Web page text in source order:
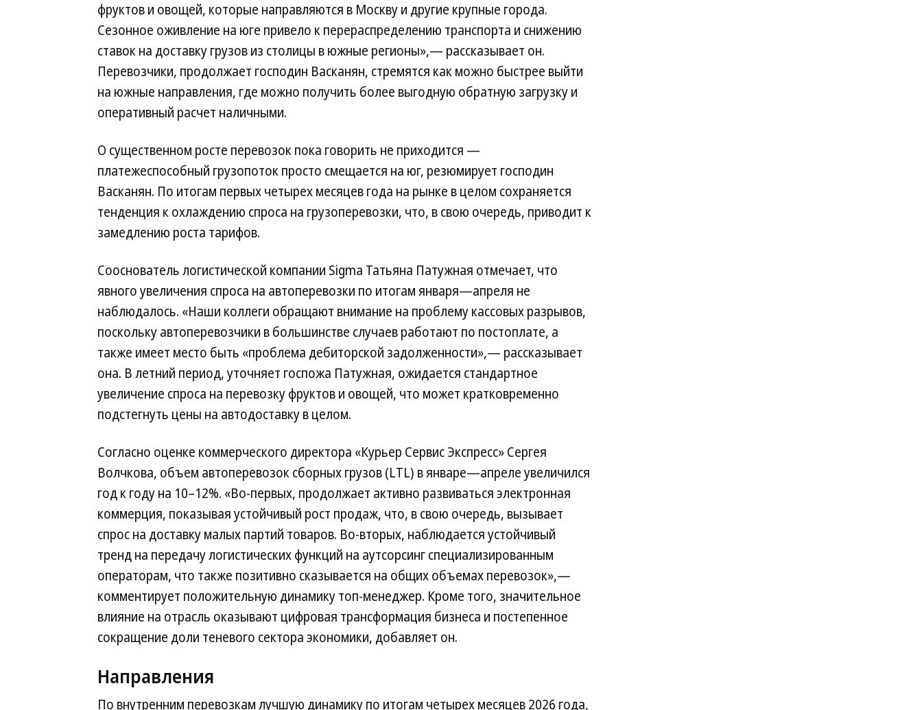
фруктов и овощей, которые направляются в Москву и другие крупные города.
Сезонное оживление на юге привело к перераспределению транспорта и снижению
ставок на доставку грузов из столицы в южные регионы»,— рассказывает он.
Перевозчики, продолжает господин Васканян, стремятся как можно быстрее выйти
на южные направления, где можно получить более выгодную обратную загрузку и
оперативный расчет наличными.
О существенном росте перевозок пока говорить не приходится —
платежеспособный грузопоток просто смещается на юг, резюмирует господин
Васканян. По итогам первых четырех месяцев года на рынке в целом сохраняется
тенденция к охлаждению спроса на грузоперевозки, что, в свою очередь, приводит к
замедлению роста тарифов.
Сооснователь логистической компании Sigma Татьяна Патужная отмечает, что
явного увеличения спроса на автоперевозки по итогам января—апреля не
наблюдалось. «Наши коллеги обращают внимание на проблему кассовых разрывов,
поскольку автоперевозчики в большинстве случаев работают по постоплате, а
также имеет место быть «проблема дебиторской задолженности»,— рассказывает
она. В летний период, уточняет госпожа Патужная, ожидается стандартное
увеличение спроса на перевозку фруктов и овощей, что может кратковременно
подстегнуть цены на автодоставку в целом.
Согласно оценке коммерческого директора «Курьер Сервис Экспресс» Сергея
Волчкова, объем автоперевозок сборных грузов (LTL) в январе—апреле увеличился
год к году на 10–12%. «Во-первых, продолжает активно развиваться электронная
коммерция, показывая устойчивый рост продаж, что, в свою очередь, вызывает
спрос на доставку малых партий товаров. Во-вторых, наблюдается устойчивый
тренд на передачу логистических функций на аутсорсинг специализированным
операторам, что также позитивно сказывается на общих объемах перевозок»,—
комментирует положительную динамику топ-менеджер. Кроме того, значительное
влияние на отрасль оказывают цифровая трансформация бизнеса и постепенное
сокращение доли теневого сектора экономики, добавляет он.
Направления
По внутренним перевозкам лучшую динамику по итогам четырех месяцев 2026 года,